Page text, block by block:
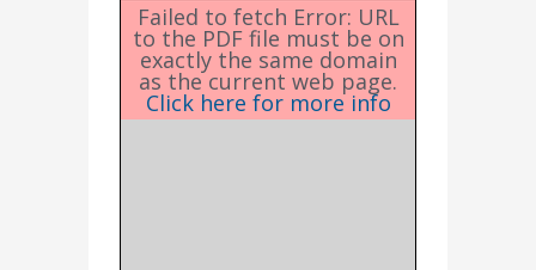
Failed to fetch Error: URL
to the PDF file must be on
exactly the same domain
as the current web page.
Click here for more info